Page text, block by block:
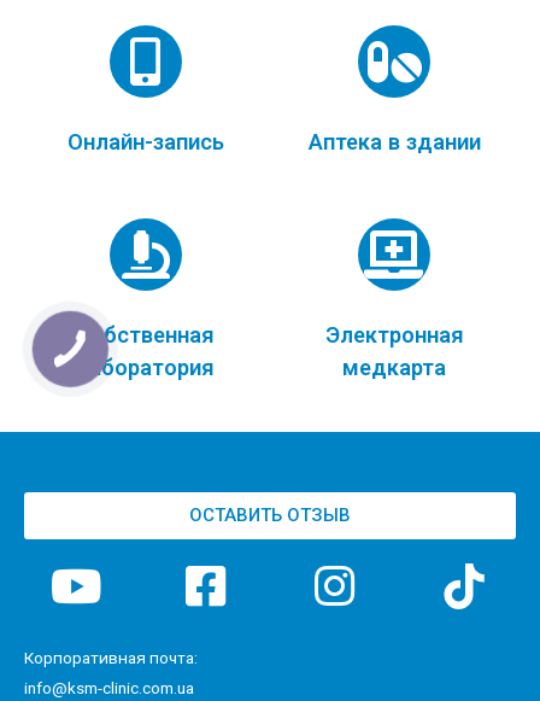
Онлайн-запись Аптека в здании
Собственная
лаборатория
Электронная
медкарта
ОСТАВИТЬ ОТЗЫВ
Корпоративная почта:
info@ksm-clinic.com.ua